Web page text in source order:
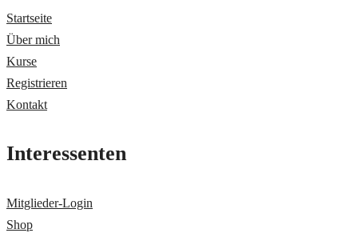
Startseite
Über mich
Kurse
Registrieren
Kontakt
Interessenten
Mitglieder-Login
Shop